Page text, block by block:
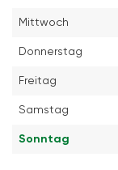
Mittwoch
Donnerstag
Freitag
Samstag
Sonntag